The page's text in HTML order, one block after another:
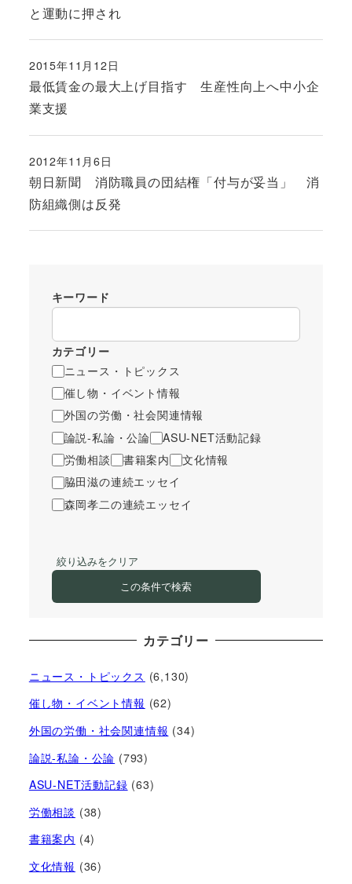
と運動に押され
最低賃金の最大上げ目指す 生産性向上へ中小企
業支援
投稿日
2015年11月12日
朝日新聞 消防職員の団結権「付与が妥当」 消
防組織側は反発
投稿日
2012年11月6日
キーワード
カテゴリー
ニュース・トピックス
催し物・イベント情報
外国の労働・社会関連情報
論説-私論・公論
ASU-NET活動記録
労働相談
書籍案内
文化情報
脇田滋の連続エッセイ
森岡孝二の連続エッセイ
絞り込みをクリア
この条件で検索
カテゴリー
ニュース・トピックス (6,130)
催し物・イベント情報 (62)
外国の労働・社会関連情報 (34)
論説-私論・公論 (793)
ASU-NET活動記録 (63)
労働相談 (38)
書籍案内 (4)
文化情報 (36)